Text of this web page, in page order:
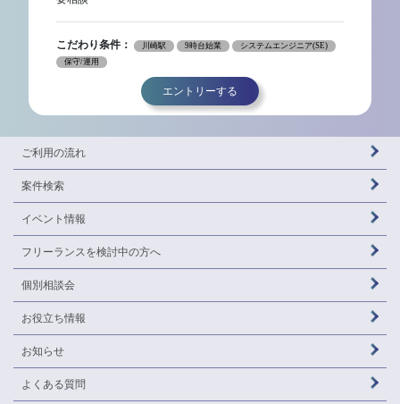
こだわり条件： 川崎駅 9時台始業
システムエンジニア(SE)
保守/運用
エントリーする
ご利用の流れ
案件検索
イベント情報
フリーランスを検討中の方へ
個別相談会
お役立ち情報
お知らせ
よくある質問